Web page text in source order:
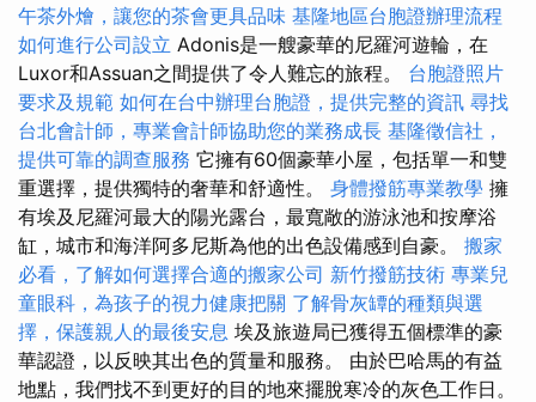
午茶外燴，讓您的茶會更具品味 基隆地區台胞證辦理流程
如何進行公司設立 Adonis是一艘豪華的尼羅河遊輪，在
Luxor和Assuan之間提供了令人難忘的旅程。 台胞證照片
要求及規範 如何在台中辦理台胞證，提供完整的資訊 尋找
台北會計師，專業會計師協助您的業務成長 基隆徵信社，
提供可靠的調查服務 它擁有60個豪華小屋，包括單一和雙
重選擇，提供獨特的奢華和舒適性。 身體撥筋專業教學 擁
有埃及尼羅河最大的陽光露台，最寬敞的游泳池和按摩浴
缸，城市和海洋阿多尼斯為他的出色設備感到自豪。 搬家
必看，了解如何選擇合適的搬家公司 新竹撥筋技術 專業兒
童眼科，為孩子的視力健康把關 了解骨灰罈的種類與選
擇，保護親人的最後安息 埃及旅遊局已獲得五個標準的豪
華認證，以反映其出色的質量和服務。 由於巴哈馬的有益
地點，我們找不到更好的目的地來擺脫寒冷的灰色工作日。